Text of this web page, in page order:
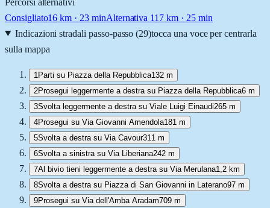
Consigliato16 km · 23 minAlternativa 117 km · 25 min
Indicazioni stradali passo-passo (29)tocca una voce per centrarla
sulla mappa
1 Parti su Piazza della Repubblica132 m
2Prosegui leggermente a destra su Piazza della Repubblica6 m
3Svolta leggermente a destra su Viale Luigi Einaudi265 m
4Prosegui su Via Giovanni Amendola181 m
5Svolta a destra su Via Cavour311 m
6Svolta a sinistra su Via Liberiana242 m
7Al bivio tieni leggermente a destra su Via Merulana1,2 km
8Svolta a destra su Piazza di San Giovanni in Laterano97 m
9Prosegui su Via dell'Amba Aradam709 m